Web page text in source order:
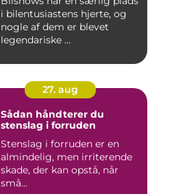
i bilentusiastens hjerte, og
nogle af dem er blevet
legendariske ...
27. aug
Sådan håndterer du
stenslag i forruden
Stenslag i forruden er en
almindelig, men irriterende
skade, der kan opstå, når
små...